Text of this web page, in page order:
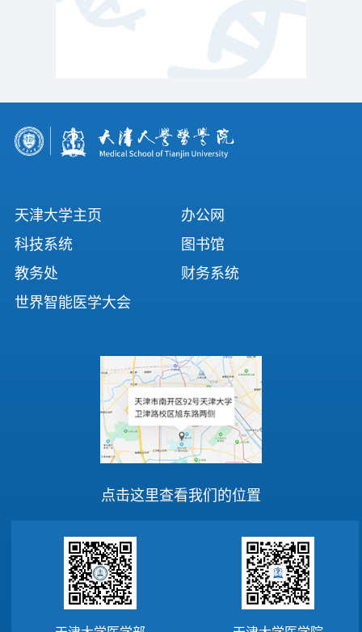
天津大学主页
办公网
科技系统
图书馆
教务处
财务系统
世界智能医学大会
点击这里查看我们的位置